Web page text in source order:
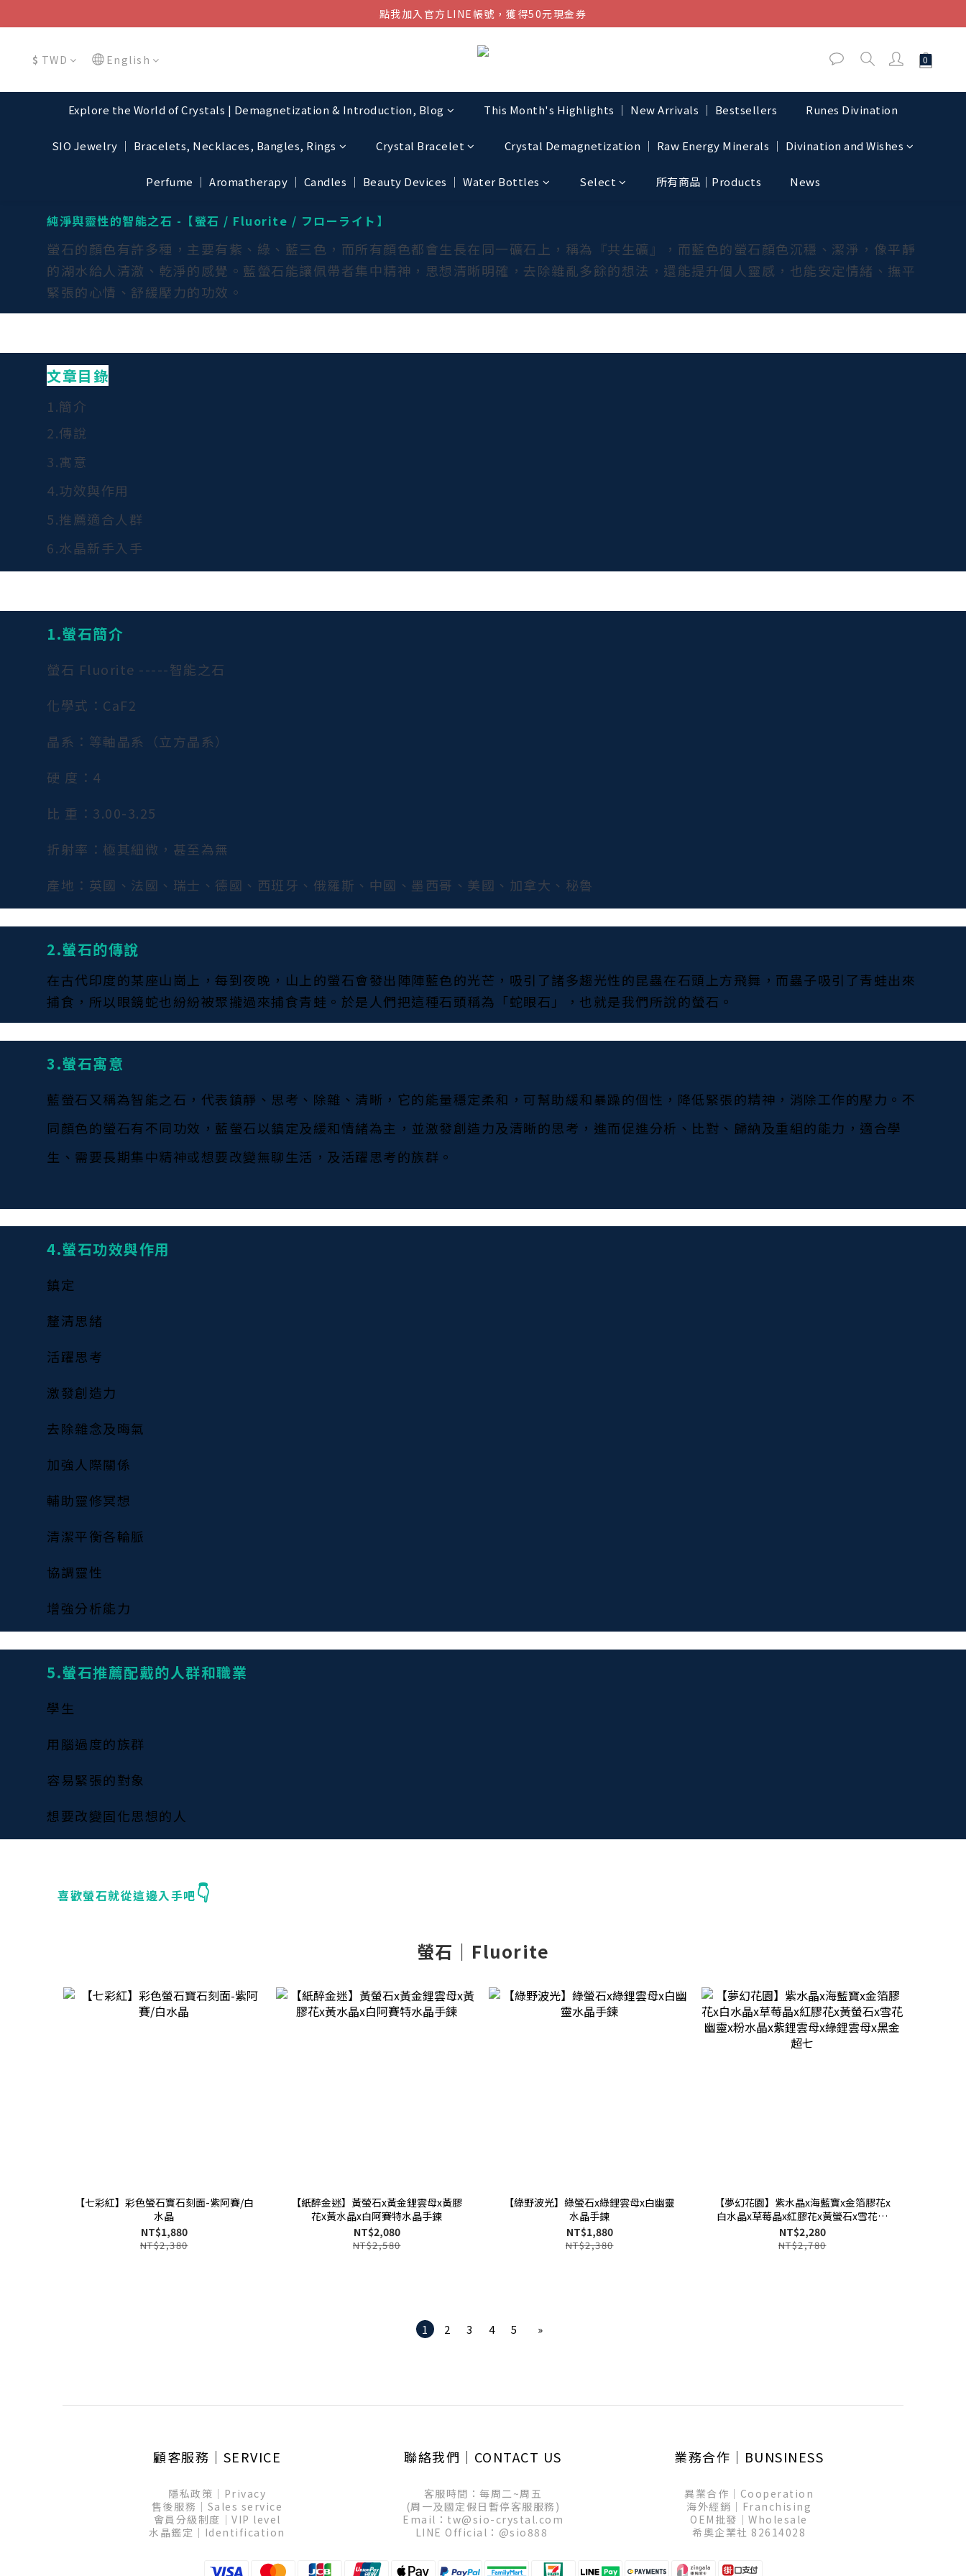
結帳金額滿$1080超取免運
點我加入官方LINE帳號，獲得50元現金券
$ TWD English
Explore the World of Crystals | Demagnetization & Introduction, Blog This Month's Highlights │ New Arrivals │ Bestsellers Runes Divination
SIO Jewelry │ Bracelets, Necklaces, Bangles, Rings Crystal Bracelet Crystal Demagnetization │ Raw Energy Minerals │ Divination and Wishes
Perfume │ Aromatherapy │ Candles │ Beauty Devices │ Water Bottles Select 所有商品｜Products News
純淨與靈性的智能之石 -【螢石 / Fluorite / フローライト】
螢石的顏色有許多種，主要有紫、綠、藍三色，而所有顏色都會生長在同一礦石上，稱為『共生礦』，而藍色的螢石顏色沉穩、潔淨，像平靜
的湖水給人清澈、乾淨的感覺。藍螢石能讓佩帶者集中精神，思想清晰明確，去除雜亂多餘的想法，還能提升個人靈感，也能安定情緒、撫平
緊張的心情、舒緩壓力的功效。
文章目錄
1.簡介
2.傳說
3.寓意
4.功效與作用
5.推薦適合人群
6.水晶新手入手
1.螢石簡介
螢石 Fluorite -----智能之石
化學式：CaF2
晶系：等軸晶系（立方晶系）
硬 度：4
比 重：3.00-3.25
折射率：極其細微，甚至為無
產地：英國、法國、瑞士、德國、西班牙、俄羅斯、中國、墨西哥、美國、加拿大、秘魯
2.螢石的傳說
在古代印度的某座山崗上，每到夜晚，山上的螢石會發出陣陣藍色的光芒，吸引了諸多趨光性的昆蟲在石頭上方飛舞，而蟲子吸引了青蛙出來
捕食，所以眼鏡蛇也紛紛被聚攏過來捕食青蛙。於是人們把這種石頭稱為「蛇眼石」，也就是我們所說的螢石。
3.螢石寓意
藍螢石又稱為智能之石，代表鎮靜、思考、除雜、清晰，它的能量穩定柔和，可幫助緩和暴躁的個性，降低緊張的精神，消除工作的壓力。不
同顏色的螢石有不同功效，藍螢石以鎮定及緩和情緒為主，並激發創造力及清晰的思考，進而促進分析、比對、歸納及重組的能力，適合學
生、需要長期集中精神或想要改變無聊生活，及活躍思考的族群。
4.螢石功效與作用
鎮定
釐清思緒
活躍思考
激發創造力
去除雜念及晦氣
加強人際關係
輔助靈修冥想
清潔平衡各輪脈
協調靈性
增強分析能力
5.螢石推薦配戴的人群和職業
學生
用腦過度的族群
容易緊張的對象
想要改變固化思想的人
喜歡螢石就從這邊入手吧👇
螢石｜Fluorite
【七彩紅】彩色螢石寶石刻面-紫阿賽/白
水晶
NT$1,880
NT$2,380
【紙醉金迷】黃螢石x黃金鋰雲母x黃膠
花x黃水晶x白阿賽特水晶手鍊
NT$2,080
NT$2,580
【綠野波光】綠螢石x綠鋰雲母x白幽靈
水晶手鍊
NT$1,880
NT$2,380
【夢幻花園】紫水晶x海藍寶x金箔膠花x
白水晶x草莓晶x紅膠花x黃螢石x雪花幽
靈x粉水晶x紫鋰雲母x綠鋰雲母x黑金超
七
NT$2,280
NT$2,780
1 2 3 4 5 »
顧客服務│SERVICE
隱私政策│Privacy
售後服務│Sales service
會員分級制度│VIP level
水晶鑑定│Identification
聯絡我們│CONTACT US
客服時間：每周二~周五
(周一及國定假日暫停客服服務)
Email：tw@sio-crystal.com
LINE Official： @sio888
業務合作│BUNSINESS
異業合作│Cooperation
海外經銷│Franchising
OEM批發│Wholesale
希奧企業社 82614028